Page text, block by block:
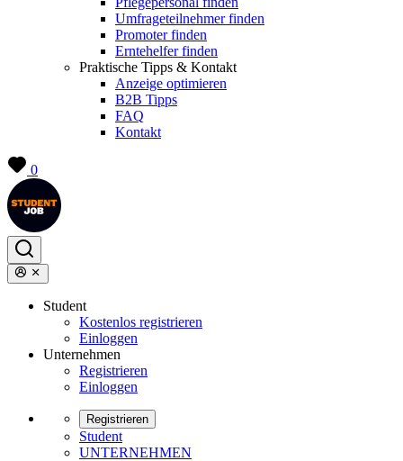
Umfrageteilnehmer finden
Promoter finden
Erntehelfer finden
Praktische Tipps & Kontakt
Anzeige optimieren
B2B Tipps
FAQ
Kontakt
0
Student
Kostenlos registrieren
Einloggen
Unternehmen
Registrieren
Einloggen
Registrieren
Student
UNTERNEHMEN